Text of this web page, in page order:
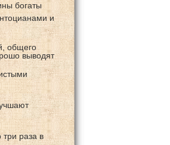
богаты
и
общего
выводят
раза в